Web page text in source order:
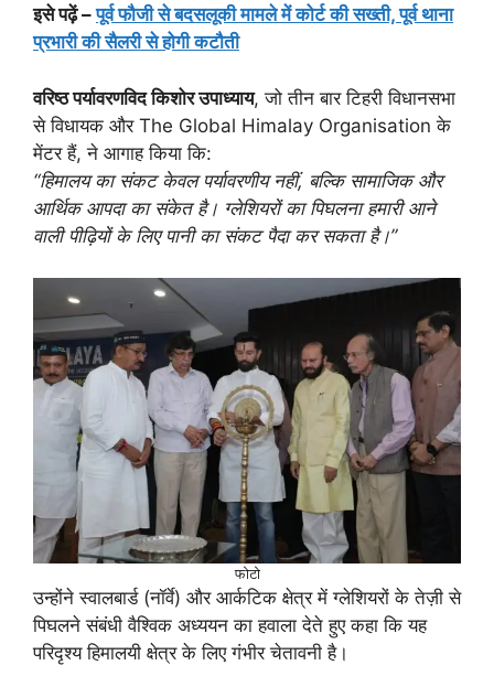
इसे पढ़ें –पूर्व फौजी से बदसलूकी मामले में कोर्ट की सख्ती, पूर्व थाना
प्रभारी की सैलरी से होगी कटौती
वरिष्ठ पर्यावरणविद किशोर उपाध्याय, जो तीन बार टिहरी विधानसभा
से विधायक और The Global Himalay Organisation के
मेंटर हैं, ने आगाह किया कि:
“हिमालय का संकट केवल पर्यावरणीय नहीं, बल्कि सामाजिक और
आर्थिक आपदा का संकेत है। ग्लेशियरों का पिघलना हमारी आने
वाली पीढ़ियों के लिए पानी का संकट पैदा कर सकता है।”
फोटो
उन्होंने स्वालबार्ड (नॉर्वे) और आर्कटिक क्षेत्र में ग्लेशियरों के तेज़ी से
पिघलने संबंधी वैश्विक अध्ययन का हवाला देते हुए कहा कि यह
परिदृश्य हिमालयी क्षेत्र के लिए गंभीर चेतावनी है।